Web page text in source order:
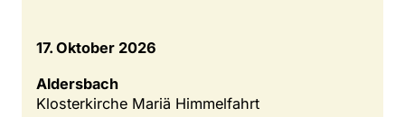
17. Oktober 2026
Aldersbach
Klosterkirche Mariä Himmelfahrt